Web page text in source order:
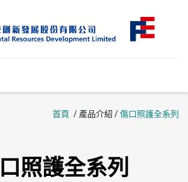
首頁 / 產品介紹 /傷口照護全系列​
照護全系列